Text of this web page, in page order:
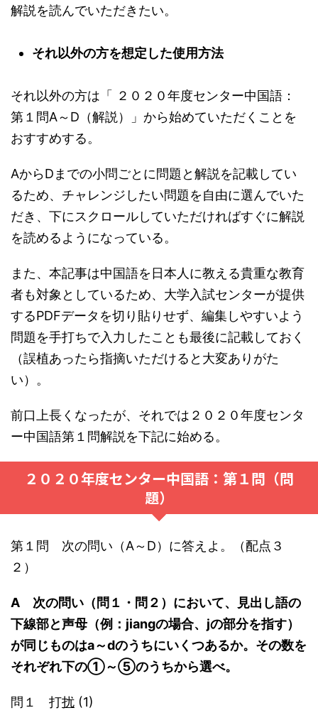
解説を読んでいただきたい。
それ以外の方を想定した使用方法
それ以外の方は「 ２０２０年度センター中国語：
第１問A～D（解説）」から始めていただくことを
おすすめする。
AからDまでの小問ごとに問題と解説を記載してい
るため、チャレンジしたい問題を自由に選んでいた
だき、下にスクロールしていただければすぐに解説
を読めるようになっている。
また、本記事は中国語を日本人に教える貴重な教育
者も対象としているため、大学入試センターが提供
するPDFデータを切り貼りせず、編集しやすいよう
問題を手打ちで入力したことも最後に記載しておく
（誤植あったら指摘いただけると大変ありがた
い）。
前口上長くなったが、それでは２０２０年度センタ
ー中国語第１問解説を下記に始める。
２０２０年度センター中国語：第１問（問
題）
第１問 次の問い（A～D）に答えよ。（配点３
２）
A 次の問い（問１・問２）において、見出し語の
下線部と声母（例：jiangの場合、jの部分を指す）
が同じものはa～dのうちにいくつあるか。その数を
それぞれ下の①～⑤のうちから選べ。
問１ 打扰 (1)